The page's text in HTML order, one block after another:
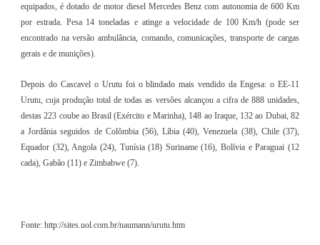
equipados, é dotado de motor diesel Mercedes Benz com autonomia de 600 Km
por estrada. Pesa 14 toneladas e atinge a velocidade de 100 Km/h (pode ser
encontrado na versão ambulância, comando, comunicações, transporte de cargas
gerais e de munições).
Depois do Cascavel o Urutu foi o blindado mais vendido da Engesa: o EE-11
Urutu, cuja produção total de todas as versões alcançou a cifra de 888 unidades,
destas 223 coube ao Brasil (Exército e Marinha), 148 ao Iraque, 132 ao Dubai, 82
a Jordânia seguidos de Colômbia (56), Líbia (40), Venezuela (38), Chile (37),
Equador (32), Angola (24), Tunísia (18) Suriname (16), Bolívia e Paraguai (12
cada), Gabão (11) e Zimbabwe (7).
Fonte: http://sites.uol.com.br/naumann/urutu.htm